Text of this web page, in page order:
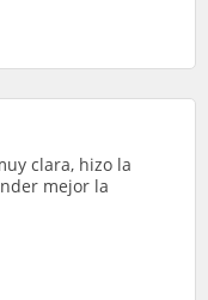
clara, hizo la
mejor la